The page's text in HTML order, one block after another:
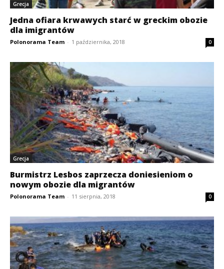
Grecja
Jedna ofiara krwawych starć w greckim obozie
dla imigrantów
Polonorama Team - 1 października, 2018 0
Grecja
Burmistrz Lesbos zaprzecza doniesieniom o
nowym obozie dla migrantów
Polonorama Team - 11 sierpnia, 2018 0